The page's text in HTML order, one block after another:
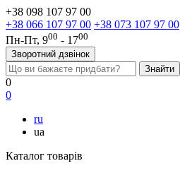
+38 098 107 97 00
+38 066 107 97 00 +38 073 107 97 00
Пн-Пт, 900 - 1700
Зворотний дзвінок
0
0
ru
ua
Каталог товарів